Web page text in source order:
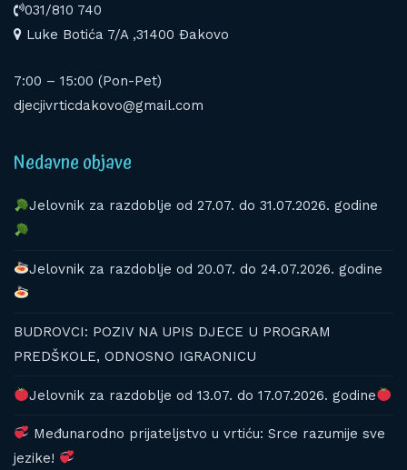
031/810 740
Luke Botića 7/A ,31400 Đakovo
7:00 – 15:00 (Pon-Pet)
djecjivrticdakovo@gmail.com
Nedavne objave
Jelovnik za razdoblje od 27.07. do 31.07.2026. godine
Jelovnik za razdoblje od 20.07. do 24.07.2026. godine
BUDROVCI: POZIV NA UPIS DJECE U PROGRAM
PREDŠKOLE, ODNOSNO IGRAONICU
Jelovnik za razdoblje od 13.07. do 17.07.2026. godine
Međunarodno prijateljstvo u vrtiću: Srce razumije sve
jezike!